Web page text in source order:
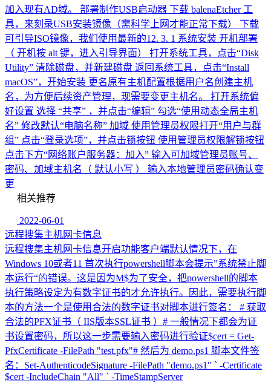
加入现有AD域。 部署制作USB启动器 下载 balenaEtcher 工
具，来刻录USB安装镜像（需科学上网才能正常下载） 下载
可引导ISO镜像，我们使用最新的12. 3. 1 系统安装 开机部署
（ 开机按 alt 键，进入引导界面） 打开系统工具，点击“Disk
Utility” 清除磁盘，并新建磁盘 返回系统工具，点击“Install
macOS”，开始安装 更名原有主机配置根据用户名创建主机
名，为方便后续资产管理，现需要变更主机名。 打开系统偏
好设置 选择 “共享” ，并点击“编辑” 勾选“使用动态全局主机
名” 修改默认“电脑名称” 加域 使用管理员权限打开“用户与群
组” 点击“登录选项”，并点击锁按钮 使用管理员权限解锁按钮
点击下方“网络账户服务器：加入” 输入可加域管理员账号、
密码、加域主机名（ 默认小写 ） 输入本地管理员密码确认变
更
相关推荐
2022-06-01
远程搜集主机网卡信息
远程搜集主机网卡信息开启功能客户端默认情况下，在
Windows 10或者11 首次执行powershell脚本会提示”系统禁止脚
本运行“的错误。这是因为M$为了安全，把powershell的脚本
执行策略设定为有数字证书的才允许执行。因此，需要执行脚
本的方法一个是使用合法的数字证书对脚本进行签名： # 获取
合法的PFX证书（ IIS版本SSL证书 ）# 一般情况下都会为证
书设置密码，所以这一步需要输入密码进行验证$cert = Get-
PfxCertificate -FilePath "test.pfx"# 然后为 demo.ps1 脚本文件签
名：Set-AuthenticodeSignature -FilePath "demo.ps1" ` -Certificate
$cert -IncludeChain "All" ` -TimeStampServer